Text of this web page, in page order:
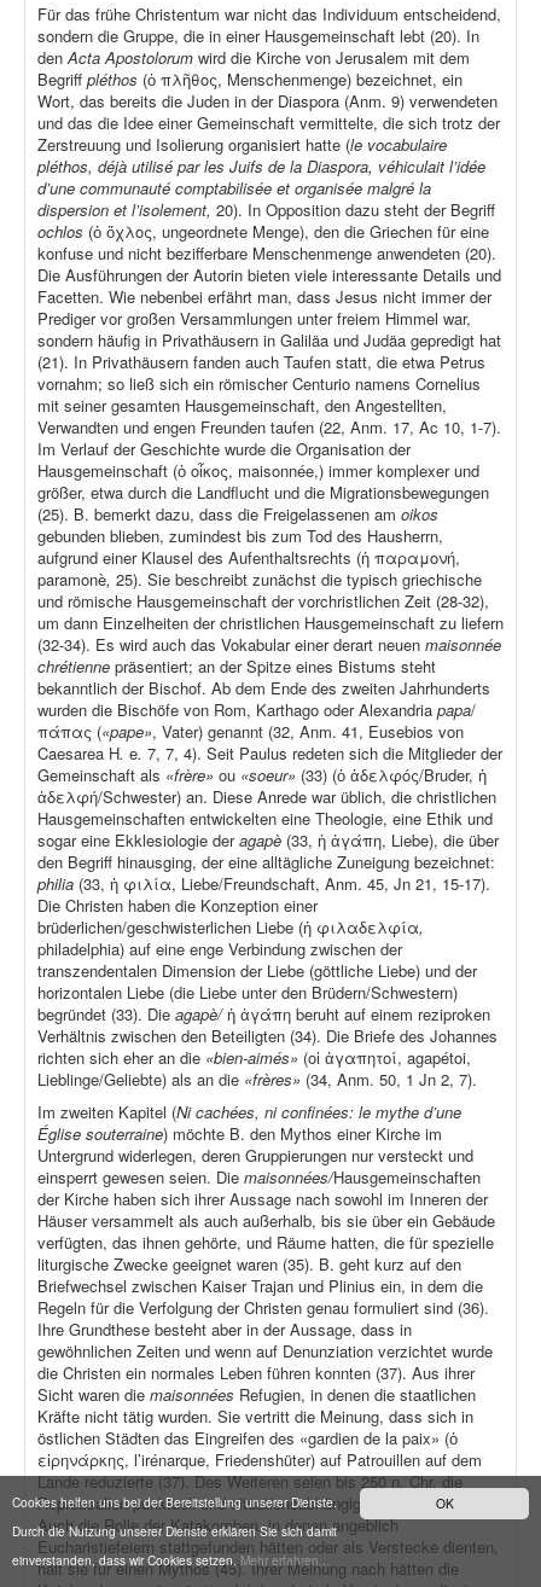
OK
Cookies helfen uns bei der Bereitstellung unserer Dienste.
Durch die Nutzung unserer Dienste erklären Sie sich damit
einverstanden, dass wir Cookies setzen.Mehr erfahren...
Für das frühe Christentum war nicht das Individuum entscheidend,
sondern die Gruppe, die in einer Hausgemeinschaft lebt (20). In
den Acta Apostolorum wird die Kirche von Jerusalem mit dem
Begriff pléthos (ὁ πλῆθος, Menschenmenge) bezeichnet, ein
Wort, das bereits die Juden in der Diaspora (Anm. 9) verwendeten
und das die Idee einer Gemeinschaft vermittelte, die sich trotz der
Zerstreuung und Isolierung organisiert hatte (le vocabulaire
pléthos, déjà utilisé par les Juifs de la Diaspora, véhiculait l’idée
d’une communauté comptabilisée et organisée malgré la
dispersion et l’isolement, 20). In Opposition dazu steht der Begriff
ochlos (ὁ ὄχλος, ungeordnete Menge), den die Griechen für eine
konfuse und nicht bezifferbare Menschenmenge anwendeten (20).
Die Ausführungen der Autorin bieten viele interessante Details und
Facetten. Wie nebenbei erfährt man, dass Jesus nicht immer der
Prediger vor großen Versammlungen unter freiem Himmel war,
sondern häufig in Privathäusern in Galiläa und Judäa gepredigt hat
(21). In Privathäusern fanden auch Taufen statt, die etwa Petrus
vornahm; so ließ sich ein römischer Centurio namens Cornelius
mit seiner gesamten Hausgemeinschaft, den Angestellten,
Verwandten und engen Freunden taufen (22, Anm. 17, Ac 10, 1-7).
Im Verlauf der Geschichte wurde die Organisation der
Hausgemeinschaft (ὁ οἶκος, maisonnée,) immer komplexer und
größer, etwa durch die Landflucht und die Migrationsbewegungen
(25). B. bemerkt dazu, dass die Freigelassenen am oikos
gebunden blieben, zumindest bis zum Tod des Hausherrn,
aufgrund einer Klausel des Aufenthaltsrechts (ἡ παραμονή,
paramonè, 25). Sie beschreibt zunächst die typisch griechische
und römische Hausgemeinschaft der vorchristlichen Zeit (28-32),
um dann Einzelheiten der christlichen Hausgemeinschaft zu liefern
(32-34). Es wird auch das Vokabular einer derart neuen maisonnée
chrétienne präsentiert; an der Spitze eines Bistums steht
bekanntlich der Bischof. Ab dem Ende des zweiten Jahrhunderts
wurden die Bischöfe von Rom, Karthago oder Alexandria papa/
πάπας («pape», Vater) genannt (32, Anm. 41, Eusebios von
Caesarea H. e. 7, 7, 4). Seit Paulus redeten sich die Mitglieder der
Gemeinschaft als «frère» ou «soeur» (33) (ὁ ἀδελφός/Bruder, ἡ
ἀδελφή/Schwester) an. Diese Anrede war üblich, die christlichen
Hausgemeinschaften entwickelten eine Theologie, eine Ethik und
sogar eine Ekklesiologie deragapè (33, ἡ ἀγάπη, Liebe), die über
den Begriff hinausging, der eine alltägliche Zuneigung bezeichnet:
philia (33, ἡ φιλία, Liebe/Freundschaft, Anm. 45, Jn 21, 15-17).
Die Christen haben die Konzeption einer
brüderlichen/geschwisterlichen Liebe (ἡ φιλαδελφία,
philadelphia) auf eine enge Verbindung zwischen der
transzendentalen Dimension der Liebe (göttliche Liebe) und der
horizontalen Liebe (die Liebe unter den Brüdern/Schwestern)
begründet (33). Die agapè/ἡ ἀγάπη beruht auf einem reziproken
Verhältnis zwischen den Beteiligten (34). Die Briefe des Johannes
richten sich eher an die «bien-aimés» (οἱ ἀγαπητοί, agapétoi,
Lieblinge/Geliebte) als an die «frères» (34, Anm. 50, 1 Jn 2, 7).
Im zweiten Kapitel (Ni cachées, ni confinées: le mythe d’une
Église souterraine) möchte B. den Mythos einer Kirche im
Untergrund widerlegen, deren Gruppierungen nur versteckt und
einsperrt gewesen seien. Die maisonnées/Hausgemeinschaften
der Kirche haben sich ihrer Aussage nach sowohl im Inneren der
Häuser versammelt als auch außerhalb, bis sie über ein Gebäude
verfügten, das ihnen gehörte, und Räume hatten, die für spezielle
liturgische Zwecke geeignet waren (35). B. geht kurz auf den
Briefwechsel zwischen Kaiser Trajan und Plinius ein, in dem die
Regeln für die Verfolgung der Christen genau formuliert sind (36).
Ihre Grundthese besteht aber in der Aussage, dass in
gewöhnlichen Zeiten und wenn auf Denunziation verzichtet wurde
die Christen ein normales Leben führen konnten (37). Aus ihrer
Sicht waren die maisonnées Refugien, in denen die staatlichen
Kräfte nicht tätig wurden. Sie vertritt die Meinung, dass sich in
östlichen Städten das Eingreifen des «gardien de la paix» (ὁ
εἰρηνάρκης, l’irénarque, Friedenshüter) auf Patrouillen auf dem
Lande reduzierte (37). Des Weiteren seien bis 250 n. Chr. die
Repressalien punktuell und situationsabhängig gewesen (39).
Auch die Rolle der Katakomben, in denen angeblich
Eucharistiefeiern stattgefunden hätten oder als Verstecke dienten,
hält sie für einen Mythos (45). Ihrer Meinung nach hätten die